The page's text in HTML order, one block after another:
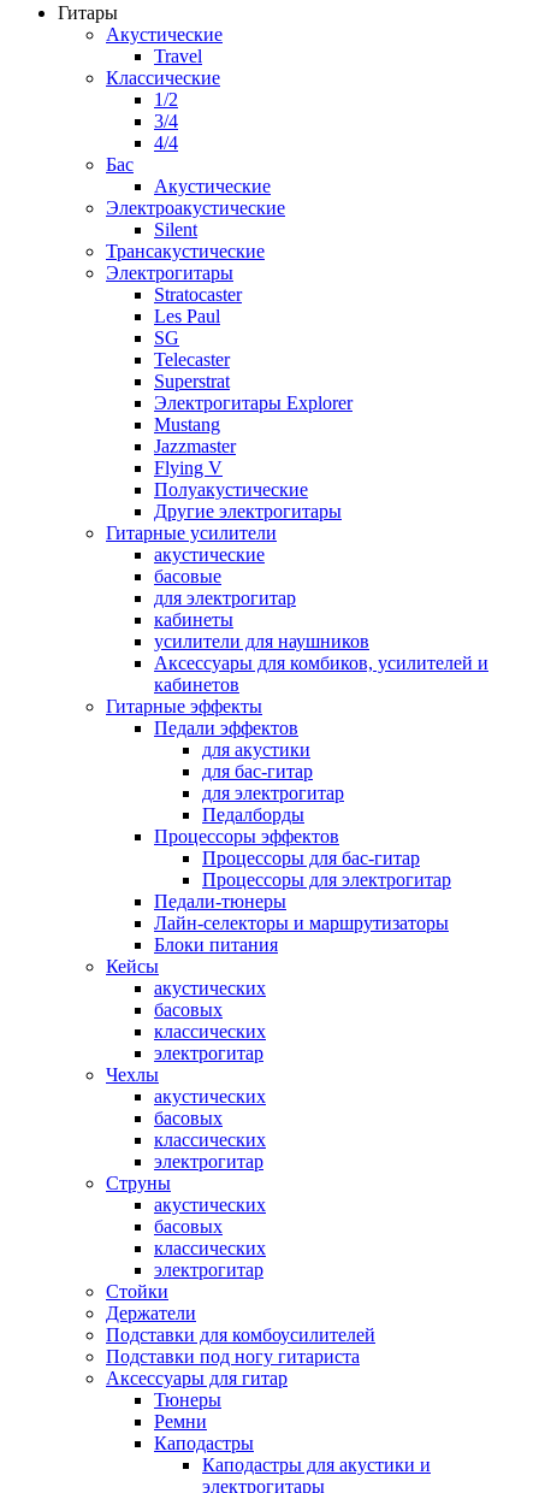
Гитары
Акустические
Travel
Классические
1/2
3/4
4/4
Бас
Акустические
Электроакустические
Silent
Трансакустические
Электрогитары
Stratocaster
Les Paul
SG
Telecaster
Superstrat
Электрогитары Explorer
Mustang
Jazzmaster
Flying V
Полуакустические
Другие электрогитары
Гитарные усилители
акустические
басовые
для электрогитар
кабинеты
усилители для наушников
Аксессуары для комбиков, усилителей и
кабинетов
Гитарные эффекты
Педали эффектов
для акустики
для бас-гитар
для электрогитар
Педалборды
Процессоры эффектов
Процессоры для бас-гитар
Процессоры для электрогитар
Педали-тюнеры
Лайн-селекторы и маршрутизаторы
Блоки питания
Кейсы
акустических
басовых
классических
электрогитар
Чехлы
акустических
басовых
классических
электрогитар
Струны
акустических
басовых
классических
электрогитар
Стойки
Держатели
Подставки для комбоусилителей
Подставки под ногу гитариста
Аксессуары для гитар
Тюнеры
Ремни
Каподастры
Каподастры для акустики и
электрогитары